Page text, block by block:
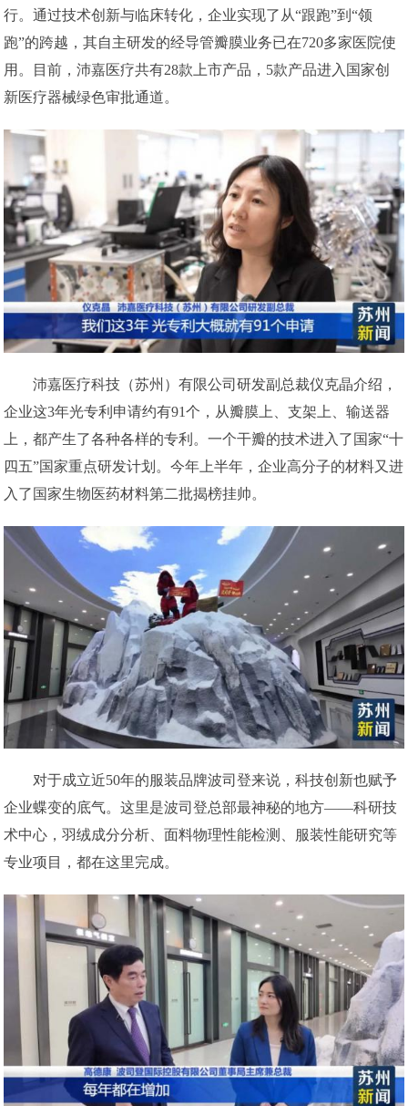
行。通过技术创新与临床转化，企业实现了从“跟跑”到“领
跑”的跨越，其自主研发的经导管瓣膜业务已在720多家医院使
用。目前，沛嘉医疗共有28款上市产品，5款产品进入国家创
新医疗器械绿色审批通道。
沛嘉医疗科技（苏州）有限公司研发副总裁仪克晶介绍，
企业这3年光专利申请约有91个，从瓣膜上、支架上、输送器
上，都产生了各种各样的专利。一个干瓣的技术进入了国家“十
四五”国家重点研发计划。今年上半年，企业高分子的材料又进
入了国家生物医药材料第二批揭榜挂帅。
对于成立近50年的服装品牌波司登来说，科技创新也赋予
企业蝶变的底气。这里是波司登总部最神秘的地方——科研技
术中心，羽绒成分分析、面料物理性能检测、服装性能研究等
专业项目，都在这里完成。